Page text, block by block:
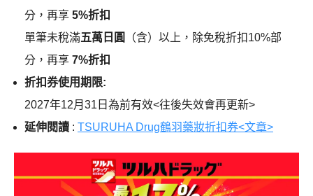
分，再享 5%折扣
單筆未稅滿五萬日圓
（含）以上，除免稅折扣10%部
分，再享 7%折扣
折扣券使用期限:
2027年12月31日為前有效<往後失效會再更新>
延伸閱讀 : TSURUHA Drug鶴羽藥妝折扣券<文章>